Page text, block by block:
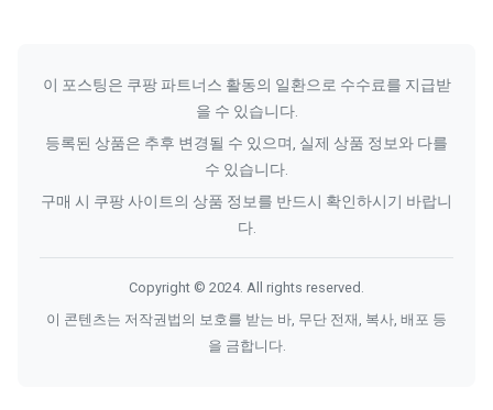
이 포스팅은 쿠팡 파트너스 활동의 일환으로 수수료를 지급받
을 수 있습니다.
등록된 상품은 추후 변경될 수 있으며, 실제 상품 정보와 다를
수 있습니다.
구매 시 쿠팡 사이트의 상품 정보를 반드시 확인하시기 바랍니
다.
Copyright © 2024. All rights reserved.
이 콘텐츠는 저작권법의 보호를 받는 바, 무단 전재, 복사, 배포 등
을 금합니다.